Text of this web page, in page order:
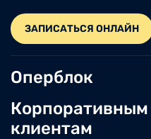
ЗАПИСАТЬСЯ ОНЛАЙН
Оперблок
Корпоративным
клиентам